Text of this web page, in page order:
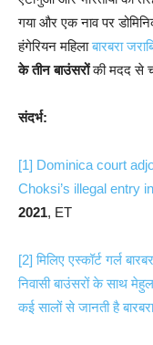
गया और एक नाव पर
हंगेरियन महिलाबारबरा
के तीन बाउंसरोंकी मदद से
संदर्भ:
[1] Dominica court
Choksi’s illegal entry
2021, ET
[2] मिलिए एस्कॉर्ट गर्ल
निवासी बाउंसरों के साथ
कई सालों से जानती है बारबरा